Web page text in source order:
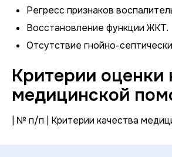
Регресс признаков
Восстановление функции ЖКТ.
Отсутствие гнойно-
Критерии оценки
медицинской
| № п/п | Критерии качества